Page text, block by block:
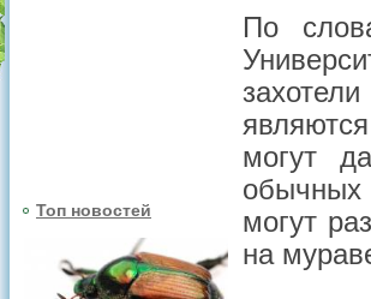
Топ новостей
По
могут
могут
на